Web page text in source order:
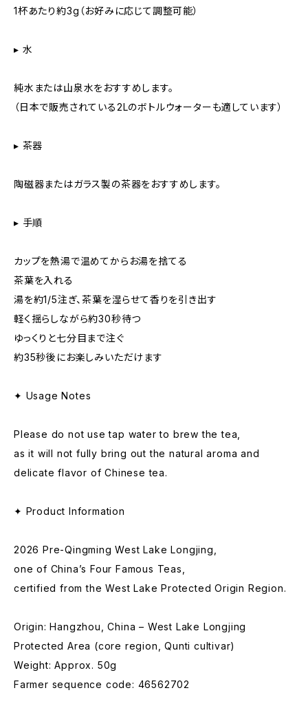
1杯あたり約3g（お好みに応じて調整可能）
▸ 水
純水または山泉水をおすすめします。
（日本で販売されている2Lのボトルウォーターも適しています）
▸ 茶器
陶磁器またはガラス製の茶器をおすすめします。
▸ 手順
カップを熱湯で温めてからお湯を捨てる
茶葉を入れる
湯を約1/5注ぎ、茶葉を湿らせて香りを引き出す
軽く揺らしながら約30秒待つ
ゆっくりと七分目まで注ぐ
約35秒後にお楽しみいただけます
✦ Usage Notes
Please do not use tap water to brew the tea,
as it will not fully bring out the natural aroma and
delicate flavor of Chinese tea.
✦ Product Information
2026 Pre-Qingming West Lake Longjing,
one of China’s Four Famous Teas,
certified from the West Lake Protected Origin Region.
Origin: Hangzhou, China – West Lake Longjing
Protected Area (core region, Qunti cultivar)
Weight: Approx. 50g
Farmer sequence code: 46562702